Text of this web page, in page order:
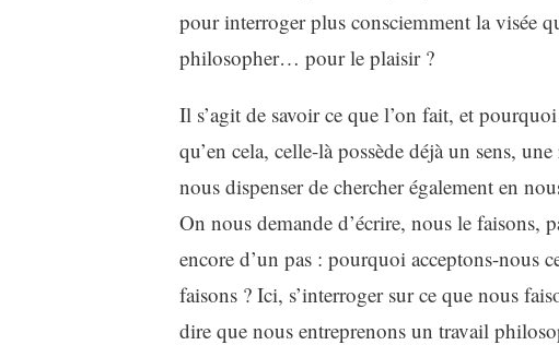
pour interroger plus consciemment la visée
philosopher… pour le plaisir ?
Il s’agit de savoir ce que l’on fait, et
qu’en cela, celle-là possède déjà un sens,
nous dispenser de chercher également en
On nous demande d’écrire, nous le faisons,
encore d’un pas : pourquoi acceptons-nous
faisons ? Ici, s’interroger sur ce que nous
dire que nous entreprenons un travail